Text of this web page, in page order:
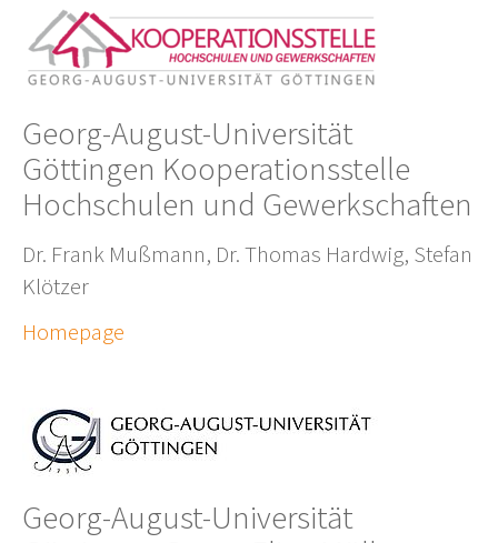
Georg-August-Universität
Göttingen Kooperationsstelle
Hochschulen und Gewerkschaften
Dr. Frank Mußmann, Dr. Thomas Hardwig, Stefan
Klötzer
Homepage
Georg-August-Universität